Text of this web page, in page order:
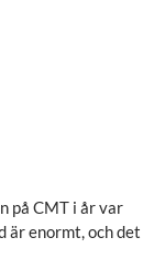
på CMT i år var
är enormt, och det